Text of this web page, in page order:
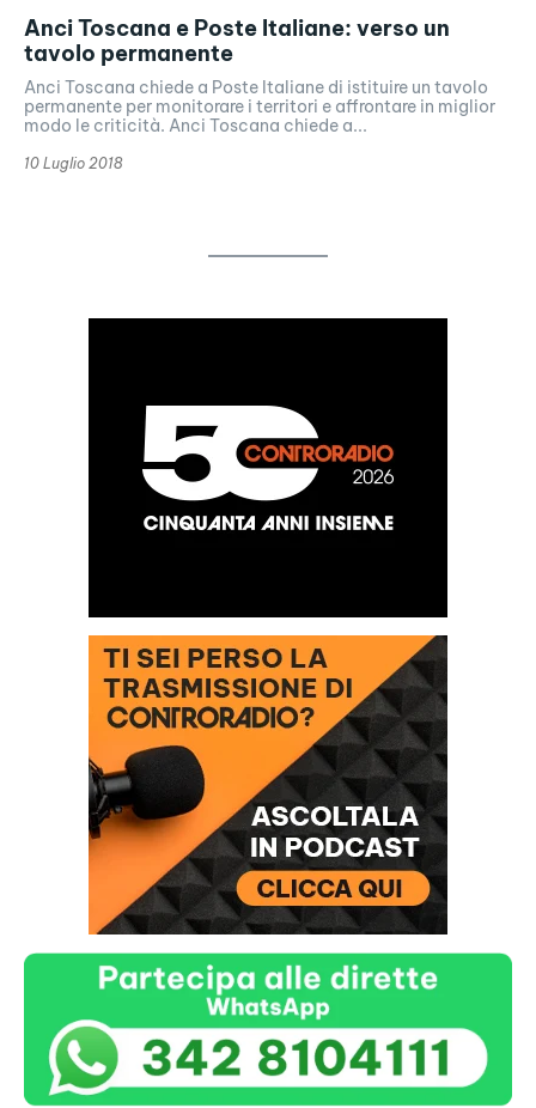
Anci Toscana e Poste Italiane: verso un
tavolo permanente
Anci Toscana chiede a Poste Italiane di istituire un tavolo
permanente per monitorare i territori e affrontare in miglior
modo le criticità. Anci Toscana chiede a...
10 Luglio 2018